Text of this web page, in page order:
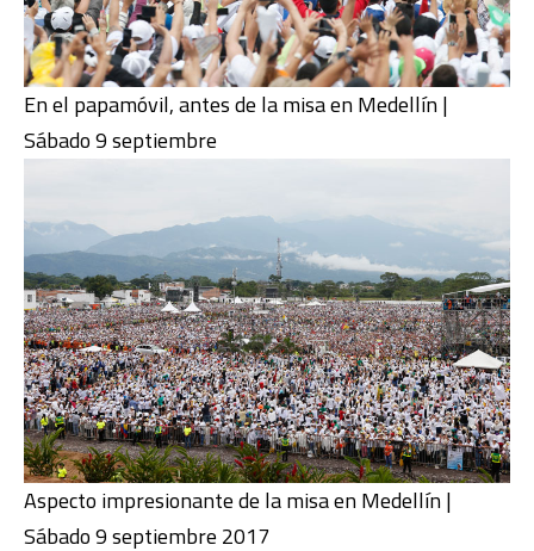
En el papamóvil, antes de la misa en Medellín |
Sábado 9 septiembre
Aspecto impresionante de la misa en Medellín |
Sábado 9 septiembre 2017